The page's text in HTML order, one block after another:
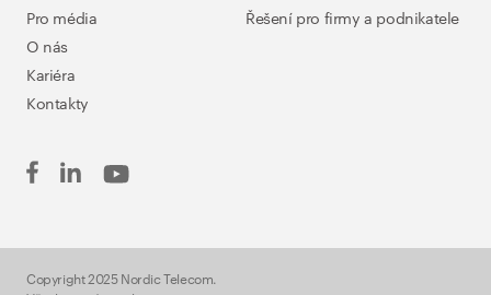
Pro média
O nás
Kariéra
Kontakty
Řešení pro firmy a podnikatele
Copyright 2025 Nordic Telecom.